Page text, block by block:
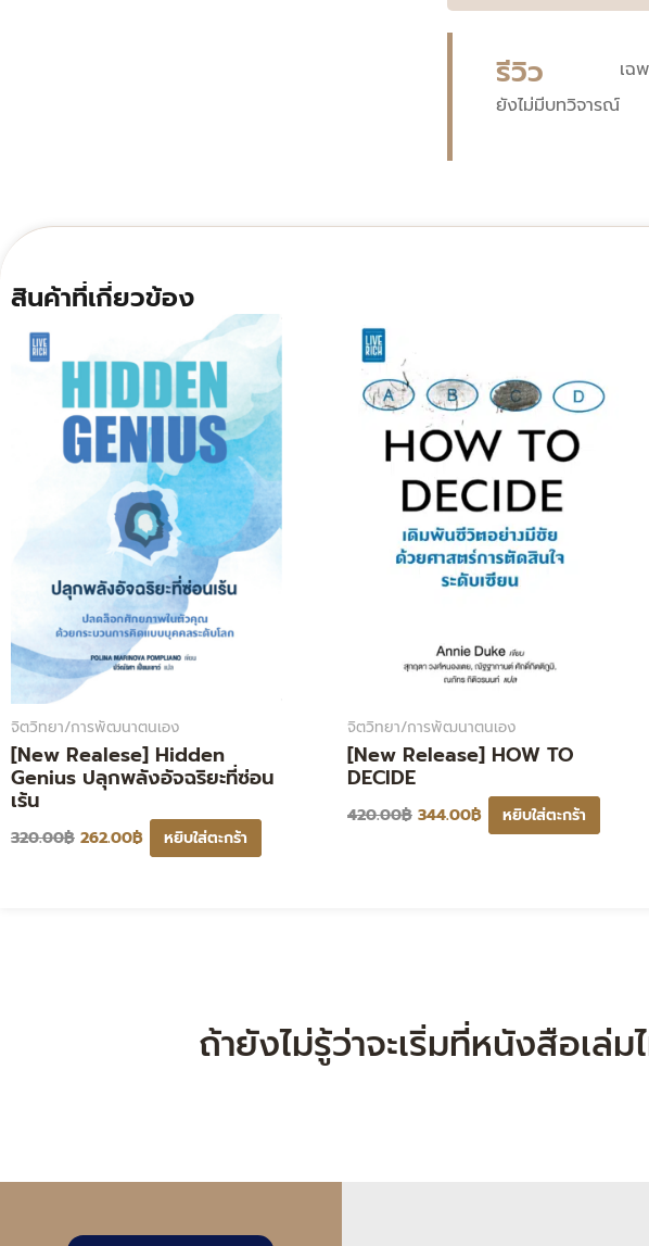
รีวิว
ยังไม่มีบทวิจารณ์
เฉ
สินค้าที่เกี่ยวข้อง
จิตวิทยา/การพัฒนาตนเอง
[New Realese] Hidden
Genius ปลุกพลังอัจฉริยะที่ซ่อน
เร้น
320.00฿
was:
262.00฿
price
is:
262.00฿.
หยิบใส่ตะกร้า
จิตวิทยา/การพัฒนาตนเอง
[New Release] HOW TO
DECIDE
420.00฿
420.00฿.
344.00฿
344.00฿.
หยิบใส่ตะกร้า
ถ้ายังไม่รู้ว่าจะเริ่มที่หนังสือเล่ม